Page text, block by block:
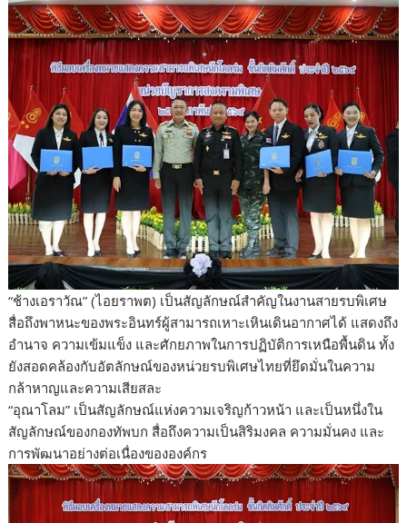
“ช้างเอราวัณ” (ไอยราพต) เป็นสัญลักษณ์สำคัญในงานสายรบพิเศษ
สื่อถึงพาหนะของพระอินทร์ผู้สามารถเหาะเหินเดินอากาศได้ แสดงถึง
อำนาจ ความเข้มแข็ง และศักยภาพในการปฏิบัติการเหนือพื้นดิน ทั้ง
ยังสอดคล้องกับอัตลักษณ์ของหน่วยรบพิเศษไทยที่ยึดมั่นในความ
กล้าหาญและความเสียสละ
“อุณาโลม” เป็นสัญลักษณ์แห่งความเจริญก้าวหน้า และเป็นหนึ่งใน
สัญลักษณ์ของกองทัพบก สื่อถึงความเป็นสิริมงคล ความมั่นคง และ
การพัฒนาอย่างต่อเนื่องขององค์กร